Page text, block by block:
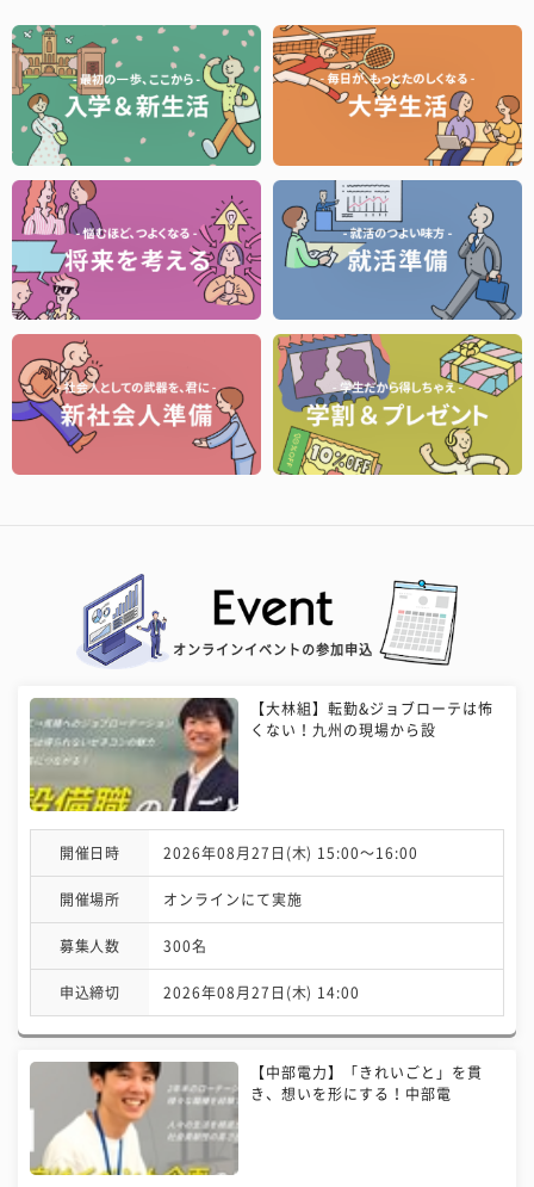
オンラインイベントの参加申込
【大林組】転勤&ジョブローテは怖
くない！九州の現場から設
開催日時 2026年08月27日(木) 15:00〜16:00
開催場所 オンラインにて実施
募集人数 300名
申込締切 2026年08月27日(木) 14:00
【中部電力】「きれいごと」を貫
き、想いを形にする！中部電